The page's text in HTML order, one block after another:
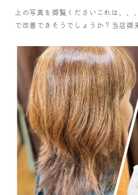
上の写真を御覧くださいこれは、、
で改善できそうでしょうか？当店